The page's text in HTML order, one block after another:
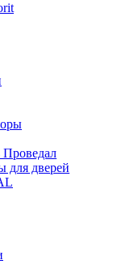
для дверей